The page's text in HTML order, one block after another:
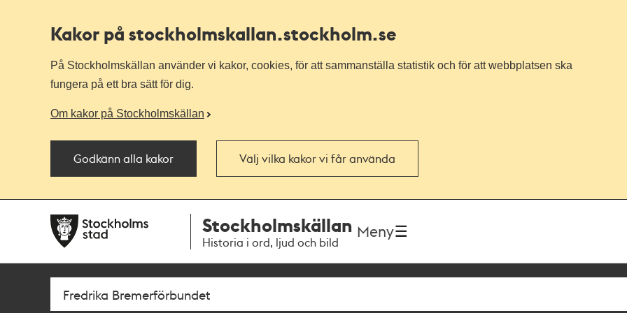
Kakor på stockholmskallan.stockholm.se
På Stockholmskällan använder vi kakor, cookies, för att sammanställa statistik och för att webbplatsen ska
fungera på ett bra sätt för dig.
Om kakor på Stockholmskällan
Godkänn alla kakor Välj vilka kakor vi får använda
navigationen
huvudinnehållet
Stockholmskällan
Historia i ord, ljud och bild
Meny
Sök